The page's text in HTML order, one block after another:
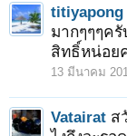
titiyapong
มากๆๆๆค
สิทธิ์หน่อย
13 มีนาคม
Vatairat ส